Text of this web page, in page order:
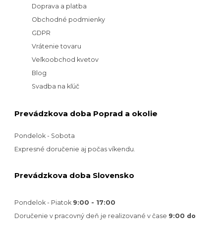
Doprava a platba
Obchodné podmienky
GDPR
Vrátenie tovaru
Veľkoobchod kvetov
Blog
Svadba na kľúč
Prevádzkova doba Poprad a okolie
Pondelok - Sobota
Expresné doručenie aj počas víkendu.
Prevádzkova doba Slovensko
Pondelok - Piatok 9:00 - 17:00
Doručenie v pracovný deň je realizované v čase 9:00 do